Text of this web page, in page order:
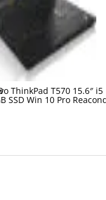
ThinkPad T570 15.6″ i5
SSD Win 10 Pro